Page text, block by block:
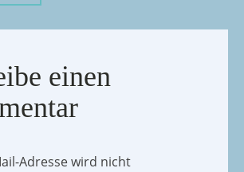
einen
Adresse wird nicht